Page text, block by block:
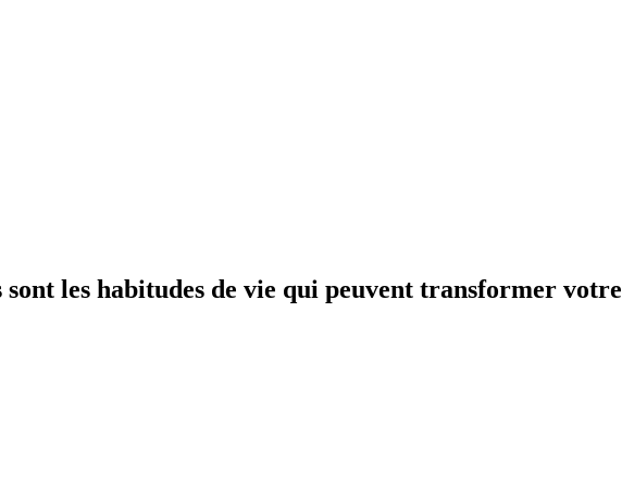
sont les habitudes de vie qui peuvent transformer